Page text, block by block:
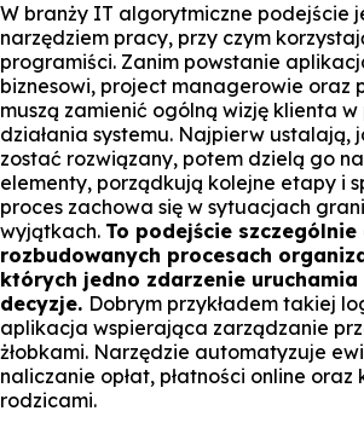
W branży IT algorytmiczne podejście
narzędziem pracy, przy czym
programiści. Zanim powstanie
biznesowi, project managerowie oraz
muszą zamienić ogólną wizję klienta
działania systemu. Najpierw ustalają,
zostać rozwiązany, potem dzielą go
elementy, porządkują kolejne etapy i
proces zachowa się w sytuacjach
wyjątkach. To podejście
rozbudowanych procesach
których jedno zdarzenie uruchamia
decyzje. Dobrym przykładem takiej
aplikacja wspierająca zarządzanie
żłobkami. Narzędzie automatyzuje
naliczanie opłat, płatności online oraz
rodzicami.